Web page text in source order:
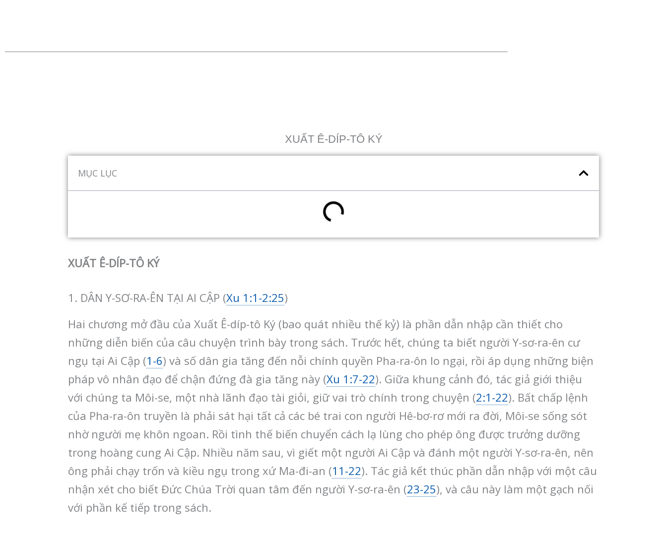
XUẤT Ê-DÍP-TÔ KÝ
MỤC LỤC
XUẤT Ê-DÍP-TÔ KÝ
1. DÂN Y-SƠ-RA-ÊN TẠI AI CẬP (Xu 1:1-2:25)
Hai chương mở đầu của Xuất Ê-díp-tô Ký (bao quát nhiều thế kỷ) là phần dẫn nhập cần thiết cho
những diễn biến của câu chuyện trình bày trong sách. Trước hết, chúng ta biết người Y-sơ-ra-ên cư
ngụ tại Ai Cập (1-6) và số dân gia tăng đến nỗi chính quyền Pha-ra-ôn lo ngại, rồi áp dụng những biện
pháp vô nhân đạo để chận đứng đà gia tăng này (Xu 1:7-22). Giữa khung cảnh đó, tác giả giới thiệu
với chúng ta Môi-se, một nhà lãnh đạo tài giỏi, giữ vai trò chính trong chuyện (2:1-22). Bất chấp lệnh
của Pha-ra-ôn truyền là phải sát hại tất cả các bé trai con người Hê-bơ-rơ mới ra đời, Môi-se sống sót
nhờ người mẹ khôn ngoan. Rồi tình thế biến chuyển cách lạ lùng cho phép ông được trưởng dưỡng
trong hoàng cung Ai Cập. Nhiều năm sau, vì giết một người Ai Cập và đánh một người Y-sơ-ra-ên, nên
ông phải chạy trốn và kiều ngụ trong xứ Ma-đi-an (11-22). Tác giả kết thúc phần dẫn nhập với một câu
nhận xét cho biết Đức Chúa Trời quan tâm đến người Y-sơ-ra-ên (23-25), và câu này làm một gạch nối
với phần kế tiếp trong sách.